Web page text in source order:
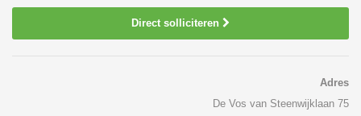
Direct solliciteren
Adres
De Vos van Steenwijklaan 75